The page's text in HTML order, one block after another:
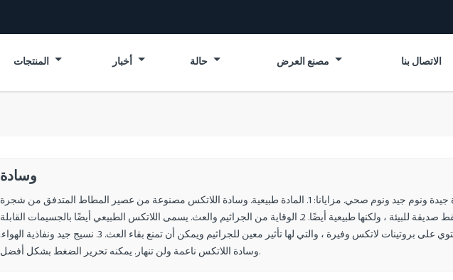
الاتصال بنا
وسادة
منتجات مصنع قوية ، لتوفير أسرة جيدة ونوم جيد ونوم صحي. مزايانا: 1. المادة طبيعية. وسادة اللاتكس مصنوعة من عصير المطاط المتدفق من شجرة
المطاط الطبيعي. هذه المواد ليست فقط صديقة للبيئة ، ولكنها طبيعية أيضًا. 2. الوقاية من الجراثيم والعث. يسمى اللاتكس الطبيعي أيضًا بالجسيمات القابلة
للذوبان في الماء لشجرة المطاط. يحتوي على بروتينات لاتكس وفيرة ، والتي لها تأثير معين للجراثيم ويمكن أن تمنع بقاء العث. 3. نسيج جيد ونفاذية الهواء.
وسادة اللاتكس ناعمة ولن تنهار. يمكنه تحرير الضغط بشكل أفضل.